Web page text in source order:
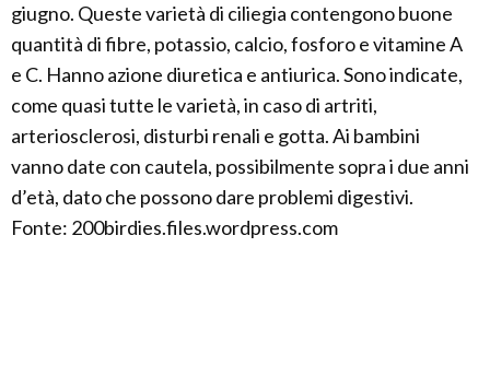
giugno. Queste varietà di ciliegia contengono buone
quantità di fibre, potassio, calcio, fosforo e vitamine A
e C. Hanno azione diuretica e antiurica. Sono indicate,
come quasi tutte le varietà, in caso di artriti,
arteriosclerosi, disturbi renali e gotta. Ai bambini
vanno date con cautela, possibilmente sopra i due anni
d’età, dato che possono dare problemi digestivi.
Fonte: 200birdies.files.wordpress.com